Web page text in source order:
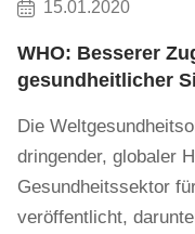
15.01.2020
WHO: Besserer
gesundheitlicher
Die
dringender, globaler
Gesundheitssektor
veröffentlicht,